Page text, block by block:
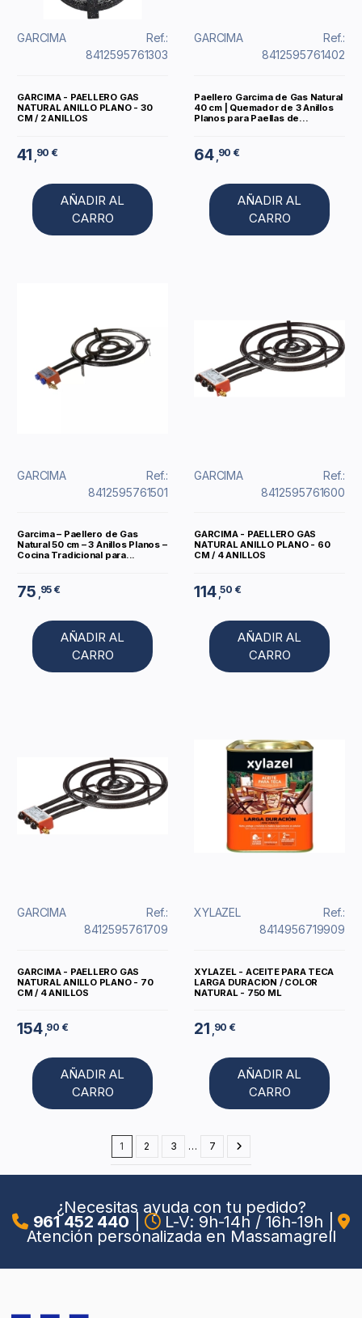
GARCIMA
Ref.:
8412595761303
GARCIMA - PAELLERO GAS
NATURAL ANILLO PLANO - 30
CM / 2 ANILLOS
41 90 €
AÑADIR AL
CARRO
GARCIMA
Ref.:
8412595761402
Paellero Garcima de Gas Natural
40 cm | Quemador de 3 Anillos
Planos para Paellas de...
64 90 €
AÑADIR AL
CARRO
GARCIMA
Ref.:
8412595761501
Garcima – Paellero de Gas
Natural 50 cm – 3 Anillos Planos –
Cocina Tradicional para...
75 ,95 €
AÑADIR AL
CARRO
GARCIMA
Ref.:
8412595761600
GARCIMA - PAELLERO GAS
NATURAL ANILLO PLANO - 60
CM / 4 ANILLOS
114 ,50 €
AÑADIR AL
CARRO
GARCIMA
Ref.:
8412595761709
GARCIMA - PAELLERO GAS
NATURAL ANILLO PLANO - 70
CM / 4 ANILLOS
154 ,90 €
AÑADIR AL
CARRO
XYLAZEL
Ref.:
8414956719909
XYLAZEL - ACEITE PARA TECA
LARGA DURACION / COLOR
NATURAL - 750 ML
21 ,90 €
AÑADIR AL
CARRO
1 2 3 … 7
¿Necesitas ayuda con tu pedido?
961 452 440 L-V: 9h-14h / 16h-19h
Atención personalizada en Massamagrell